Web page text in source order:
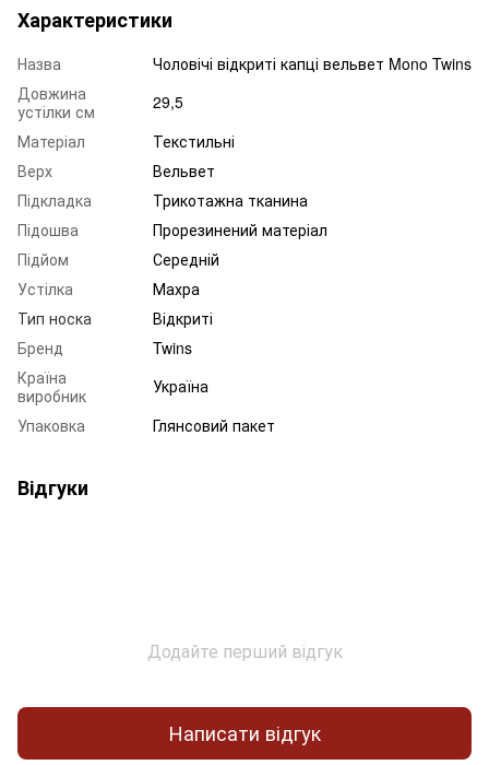
Характеристики
Назва
Чоловічі відкриті капці вельвет Mono Twins
Довжина
устілки см
29,5
Матеріал
Текстильні
Верх
Вельвет
Підкладка
Трикотажна тканина
Підошва
Прорезинений матеріал
Підйом
Середній
Устілка
Махра
Тип носка
Відкриті
Бренд
Twins
Країна
виробник
Україна
Упаковка
Глянсовий пакет
Відгуки
Додайте перший відгук
Написати відгук